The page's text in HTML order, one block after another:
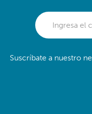
Suscríbate a nuestro